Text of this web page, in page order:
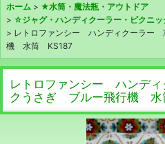
ホーム > ★水筒・魔法瓶・アウトドア
> ☆ジャグ・ハンディクーラー・ピクニ
> レトロファンシー ハンディクーラ
機 水筒 KS187
レトロファンシー ハンデ
クうさぎ ブルー飛行機